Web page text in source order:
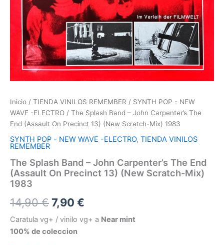
Inicio / TIENDA VINILOS REMEMBER / SYNTH POP - NEW
WAVE -ELECTRO / The Splash Band – John Carpenter’s The
End (Assault On Precinct 13) (New Scratch-Mix) 1983
SYNTH POP - NEW WAVE -ELECTRO, TIENDA VINILOS
REMEMBER
The Splash Band – John Carpenter’s The End
(Assault On Precinct 13) (New Scratch-Mix)
1983
14,90€El
precio
original
7,90 €
precio
Caratula vg+ / vinilo vg+ a Near mint
100% de coleccion